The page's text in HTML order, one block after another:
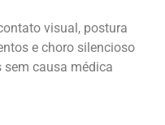
visual, postura
e choro silencioso
causa médica